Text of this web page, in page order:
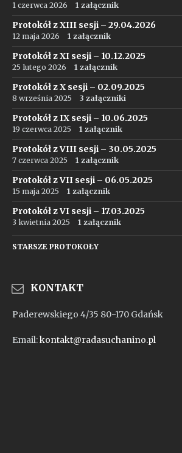
1 czerwca 2026 1 załącznik
Protokół z XIII sesji – 29.04.2026
12 maja 2026 1 załącznik
Protokół z XI sesji – 10.12.2025
25 lutego 2026 1 załącznik
Protokół z X sesji – 02.09.2025
8 września 2025 3 załączniki
Protokół z IX sesji – 10.06.2025
19 czerwca 2025 1 załącznik
Protokół z VIII sesji – 30.05.2025
7 czerwca 2025 1 załącznik
Protokół z VII sesji – 06.05.2025
15 maja 2025 1 załącznik
Protokół z VI sesji – 17.03.2025
3 kwietnia 2025 1 załącznik
STARSZE PROTOKOŁY
KONTAKT
Paderewskiego 4/35 80-170 Gdańsk
Email:kontakt@radasuchanino.pl